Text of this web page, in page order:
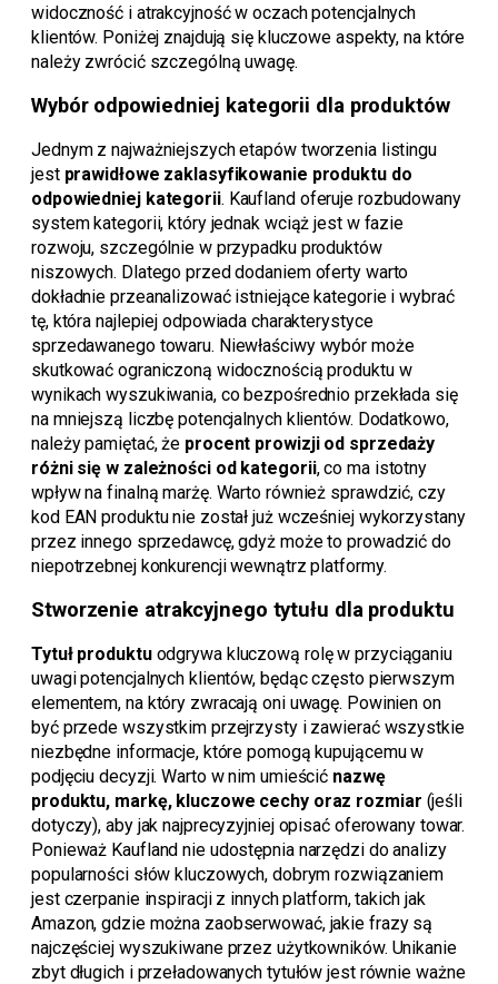
widoczność i atrakcyjność w oczach potencjalnych
klientów. Poniżej znajdują się kluczowe aspekty, na które
należy zwrócić szczególną uwagę.
Wybór odpowiedniej kategorii dla produktów
Jednym z najważniejszych etapów tworzenia listingu
jest prawidłowe zaklasyfikowanie produktu do
odpowiedniej kategorii. Kaufland oferuje rozbudowany
system kategorii, który jednak wciąż jest w fazie
rozwoju, szczególnie w przypadku produktów
niszowych. Dlatego przed dodaniem oferty warto
dokładnie przeanalizować istniejące kategorie i wybrać
tę, która najlepiej odpowiada charakterystyce
sprzedawanego towaru. Niewłaściwy wybór może
skutkować ograniczoną widocznością produktu w
wynikach wyszukiwania, co bezpośrednio przekłada się
na mniejszą liczbę potencjalnych klientów. Dodatkowo,
należy pamiętać, że procent prowizji od sprzedaży
różni się w zależności od kategorii, co ma istotny
wpływ na finalną marżę. Warto również sprawdzić, czy
kod EAN produktu nie został już wcześniej wykorzystany
przez innego sprzedawcę, gdyż może to prowadzić do
niepotrzebnej konkurencji wewnątrz platformy.
Stworzenie atrakcyjnego tytułu dla produktu
Tytuł produktuodgrywa kluczową rolę w przyciąganiu
uwagi potencjalnych klientów, będąc często pierwszym
elementem, na który zwracają oni uwagę. Powinien on
być przede wszystkim przejrzysty i zawierać wszystkie
niezbędne informacje, które pomogą kupującemu w
podjęciu decyzji. Warto w nim umieścić nazwę
produktu, markę, kluczowe cechy oraz rozmiar (jeśli
dotyczy), aby jak najprecyzyjniej opisać oferowany towar.
Ponieważ Kaufland nie udostępnia narzędzi do analizy
popularności słów kluczowych, dobrym rozwiązaniem
jest czerpanie inspiracji z innych platform, takich jak
Amazon, gdzie można zaobserwować, jakie frazy są
najczęściej wyszukiwane przez użytkowników. Unikanie
zbyt długich i przeładowanych tytułów jest równie ważne